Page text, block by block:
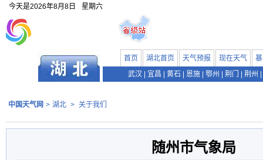
今天是2026年8月8日 星期六
首页 湖北首页 天气预报 现在天气
武汉
宜昌 黄石 恩施 鄂州 荆门 荆州
中国天气网 > 湖北 > 关于我们
随州市气象局